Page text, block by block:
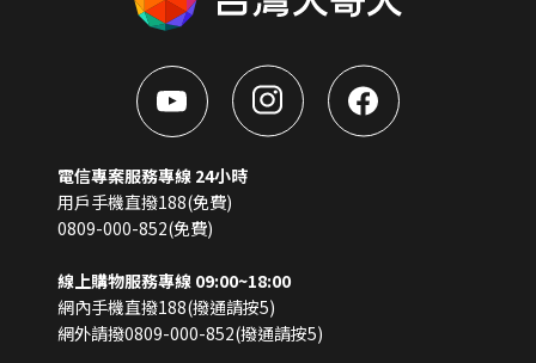
電信專案服務專線 24小時
用戶手機直撥188(免費)
0809-000-852(免費)
線上購物服務專線 09:00~18:00
網內手機直撥188(撥通請按5)
網外請撥0809-000-852(撥通請按5)